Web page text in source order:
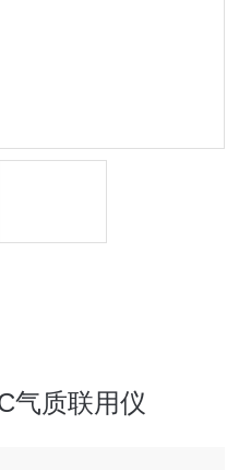
气质联用仪